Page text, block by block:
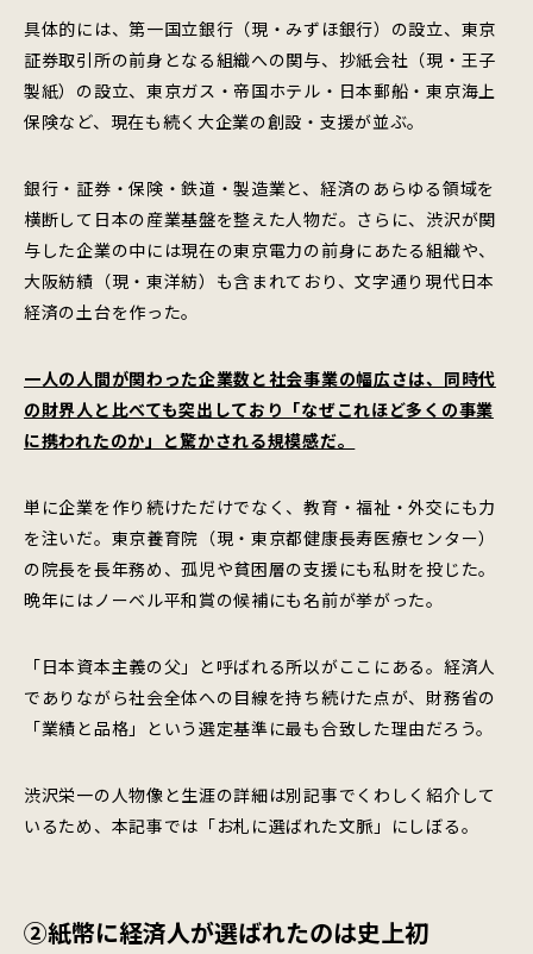
具体的には、第一国立銀行（現・みずほ銀行）の設立、東京
証券取引所の前身となる組織への関与、抄紙会社（現・王子
製紙）の設立、東京ガス・帝国ホテル・日本郵船・東京海上
保険など、現在も続く大企業の創設・支援が並ぶ。
銀行・証券・保険・鉄道・製造業と、経済のあらゆる領域を
横断して日本の産業基盤を整えた人物だ。さらに、渋沢が関
与した企業の中には現在の東京電力の前身にあたる組織や、
大阪紡績（現・東洋紡）も含まれており、文字通り現代日本
経済の土台を作った。
一人の人間が関わった企業数と社会事業の幅広さは、同時代
の財界人と比べても突出しており「なぜこれほど多くの事業
に携われたのか」と驚かされる規模感だ。
単に企業を作り続けただけでなく、教育・福祉・外交にも力
を注いだ。東京養育院（現・東京都健康長寿医療センター）
の院長を長年務め、孤児や貧困層の支援にも私財を投じた。
晩年にはノーベル平和賞の候補にも名前が挙がった。
「日本資本主義の父」と呼ばれる所以がここにある。経済人
でありながら社会全体への目線を持ち続けた点が、財務省の
「業績と品格」という選定基準に最も合致した理由だろう。
渋沢栄一の人物像と生涯の詳細は別記事でくわしく紹介して
いるため、本記事では「お札に選ばれた文脈」にしぼる。
②紙幣に経済人が選ばれたのは史上初